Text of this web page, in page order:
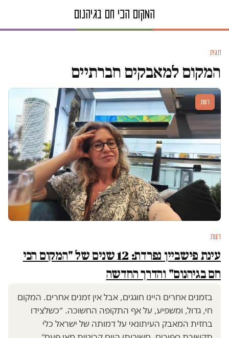
תגית
המקום למאבקים חברתיים
דעות
דעות
עינת פישביין נפרדת: 12 שנים של "המקום הכי
חם בגיהנום" והדרך החדשה
בזמנים אחרים היינו חוגגים, אבל אין זמנים אחרים. המקום
חי, גדול, ומשפיע, על אף התקופה החשוכה. ״כשלצידו
בחזית המאבק העיתונאי על דמותה של ישראל כלי